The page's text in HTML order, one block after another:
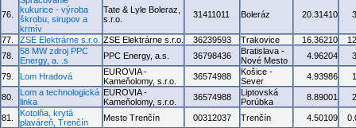
76.
kukurice - výroba
škrobu, sirupov a
krmív
Tate & Lyle Boleraz,
s.r.o.
31411011 Boleráz 20.31410
77. ZSE Elektrárne s.r.o. ZSE Elektrárne s.r.o. 36239593 Trakovice 16.36210
78.
58 MW zdroj PPC
Energy, a. .s
PPC Energy, a.s. 36798436
Bratislava -
Nové Mesto
4.96204
79. Lom Hradová
EUROVIA -
Kameňolomy, s.r.o.
36574988
Košice -
Sever
4.93986
80.
Lom a technologická
linka
EUROVIA -
Kameňolomy, s.r.o.
36574988
Liptovská
Porúbka
8.89001
81.
Kotolňa, krytá
plaváreň, Trenčín
Mesto Trenčín 00312037 Trenčín 4.50109